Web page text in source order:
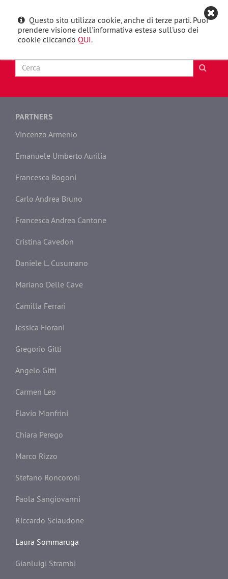
Questo sito utilizza cookie, anche di terze parti. Puoi
prendere visione dell'informativa estesa sull'uso dei
cookie cliccando QUI.
English
Toggle
PARTNERS
Vincenzo Armenio
Emanuele Umberto Aurilia
Francesca Bogoni
Carlo Andrea Bruno
Francesca Andrea Cantone
Cristina Cavedon
Daniele L. Cusumano
Mariano Delle Cave
Camilla Ferrari
Jessica Fiorani
Gregorio Gitti
Angelo Gitti
Carmen Leo
Flavio Monfrini
Chiara Perego
Marco Rizzo
Stefano Roncoroni
Paola Sangiovanni
Riccardo Sciaudone
Laura Sommaruga
Gianluigi Strambi